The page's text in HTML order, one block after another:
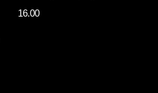
16.00